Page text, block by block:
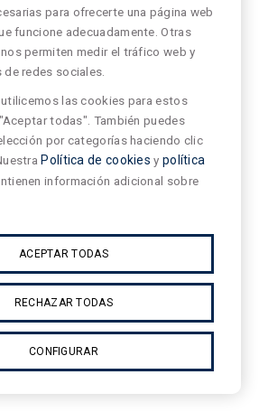
para ofrecerte una página web
funcione adecuadamente. Otras
permiten medir el tráfico web y
redes sociales.
las cookies para estos
todas". También puedes
por categorías haciendo clic
Política de cookies y política
información adicional sobre
ACEPTAR TODAS
RECHAZAR TODAS
CONFIGURAR